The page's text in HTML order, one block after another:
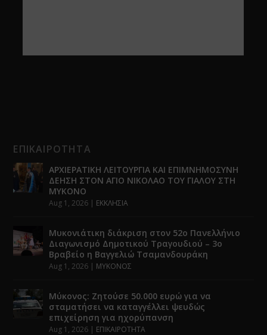
ΕΠΙΚΑΙΡΟΤΗΤΑ
ΑΡΧΙΕΡΑΤΙΚΗ ΛΕΙΤΟΥΡΓΙΑ ΚΑΙ ΕΠΙΜΝΗΜΟΣΥΝΗ
ΔΕΗΣΗ ΣΤΟΝ ΑΓΙΟ ΝΙΚΟΛΑΟ ΤΟΥ ΓΙΑΛΟΥ ΣΤΗ
ΜΥΚΟΝΟ
Aug 1, 2026 | ΕΚΚΛΗΣΙΑ
Μυκονιάτικη διάκριση στον 52ο Πανελλήνιο
Διαγωνισμό Δημοτικού Τραγουδιού – 3ο
Βραβείο η Βαγγελιώ Τσαμανδουράκη
Aug 1, 2026 | ΜΥΚΟΝΟΣ
Μύκονος: Ζητούσε 50.000 ευρώ για να
σταματήσει να καταγγέλλει ψευδώς
επιχείρηση για ηχορύπανση
Aug 1, 2026 | ΕΠΙΚΑΙΡΟΤΗΤΑ